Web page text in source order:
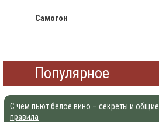
Самогон
Популярное
С чем пьют белое вино – секреты и общие
правила